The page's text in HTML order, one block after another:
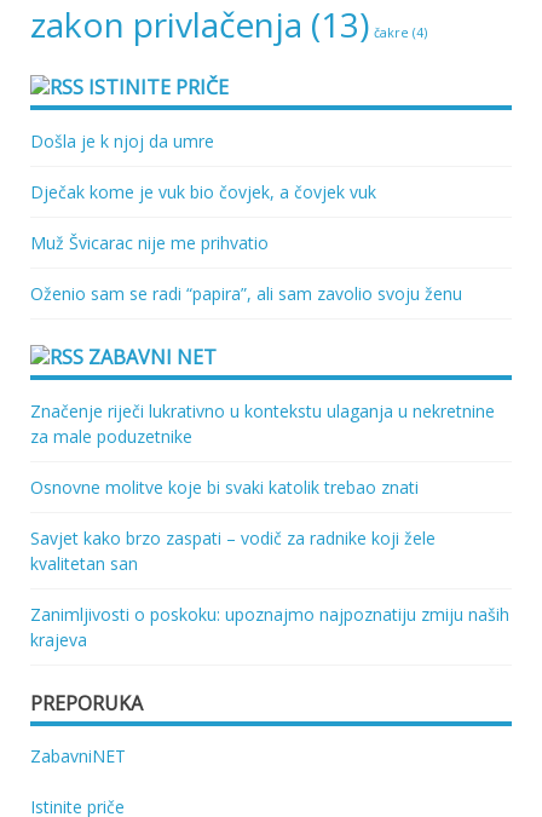
zakon privlačenja (13) čakre (4)
ISTINITE PRIČE
Došla je k njoj da umre
Dječak kome je vuk bio čovjek, a čovjek vuk
Muž Švicarac nije me prihvatio
Oženio sam se radi “papira”, ali sam zavolio svoju ženu
ZABAVNI NET
Značenje riječi lukrativno u kontekstu ulaganja u nekretnine
za male poduzetnike
Osnovne molitve koje bi svaki katolik trebao znati
Savjet kako brzo zaspati – vodič za radnike koji žele
kvalitetan san
Zanimljivosti o poskoku: upoznajmo najpoznatiju zmiju naših
krajeva
PREPORUKA
ZabavniNET
Istinite priče